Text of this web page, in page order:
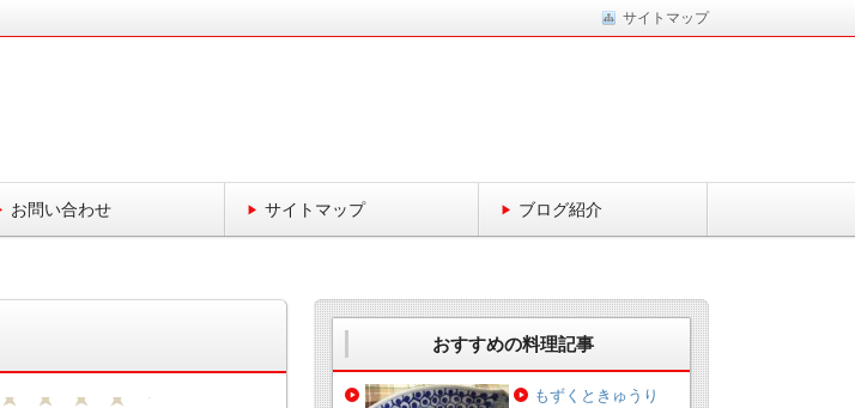
サイトマップ
お問い合わせ サイトマップ ブログ紹介
おすすめの料理記事
もずくときゅうり